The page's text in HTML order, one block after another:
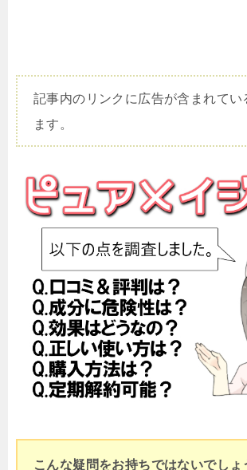
記事内のリンクに広告が含まれてい
ます。
こんな疑問をお持ちではないでしょ